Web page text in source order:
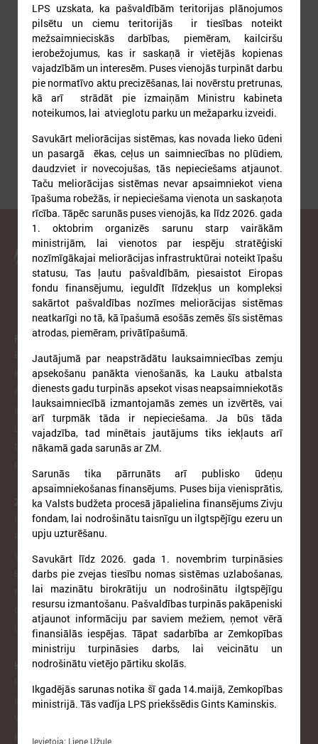
31
LPS uzskata, ka pašvaldībām teritorijas plānojumos
pilsētu un ciemu teritorijās ir tiesības noteikt
mežsaimnieciskās darbības, piemēram, kailciršu
ierobežojumus, kas ir saskaņā ir vietējās kopienas
vajadzībām un interesēm. Puses vienojās turpināt darbu
pie normatīvo aktu precizēšanas, lai novērstu pretrunas,
kā arī strādāt pie izmaiņām Ministru kabineta
noteikumos, lai atvieglotu parku un mežaparku izveidi.
Savukārt meliorācijas sistēmas, kas novada lieko ūdeni
un pasargā ēkas, ceļus un saimniecības no plūdiem,
daudzviet ir novecojušas, tās nepieciešams atjaunot.
Taču meliorācijas sistēmas nevar apsaimniekot viena
īpašuma robežās, ir nepieciešama vienota un saskaņota
rīcība. Tāpēc sarunās puses vienojās, ka līdz 2026. gada
1. oktobrim organizēs sarunu starp vairākām
ministrijām, lai vienotos par iespēju stratēģiski
nozīmīgākajai meliorācijas infrastruktūrai noteikt īpašu
statusu, Tas ļautu pašvaldībām, piesaistot Eiropas
fondu finansējumu, ieguldīt līdzekļus un kompleksi
sakārtot pašvaldības nozīmes meliorācijas sistēmas
neatkarīgi no tā, kā īpašumā esošās zemēs šīs sistēmas
atrodas, piemēram, privātīpašumā.
Jautājumā par neapstrādātu lauksaimniecības zemju
apsekošanu panākta vienošanās, ka Lauku atbalsta
dienests gadu turpinās apsekot visas neapsaimniekotās
lauksaimniecībā izmantojamās zemes un izvērtēs, vai
arī turpmāk tāda ir nepieciešama. Ja būs tāda
vajadzība, tad minētais jautājums tiks iekļauts arī
nākamā gada sarunās ar ZM.
Sarunās tika pārrunāts arī publisko ūdeņu
apsaimniekošanas finansējums. Puses bija vienisprātis,
ka Valsts budžeta procesā jāpalielina finansējums Zivju
fondam, lai nodrošinātu taisnīgu un ilgtspējīgu ezeru un
upju uzturēšanu.
Savukārt līdz 2026. gada 1. novembrim turpināsies
darbs pie zvejas tiesību nomas sistēmas uzlabošanas,
lai mazinātu birokrātiju un nodrošinātu ilgtspējīgu
resursu izmantošanu. Pašvaldības turpinās pakāpeniski
atjaunot informāciju par saviem mežiem, ņemot vērā
finansiālās iespējas. Tāpat sadarbība ar Zemkopības
ministriju turpināsies darbs, lai veicinātu un
nodrošinātu vietējo pārtiku skolās.
Ikgadējās sarunas notika šī gada 14.maijā, Zemkopības
ministrijā. Tās vadīja LPS priekšsēdis Gints Kaminskis.
Ievietoja: Liene Užule
Latvijas Pašvaldību savienība
PAR LPS
Biedrība
Iepirkumi
Atzinumi
Infologs
LPS un MK sarunu protokoli
Dokumenti lejupielādei
ZIŅAS
Pašvaldībās
Valsts pārvaldē
Eiropā un Pasaulē
Notikumu kalendārs
Galerijas
Ukraina
KOMITEJAS
Izglītības un kultūras komiteja
Reģionālās attīstības un sadarbības komiteja